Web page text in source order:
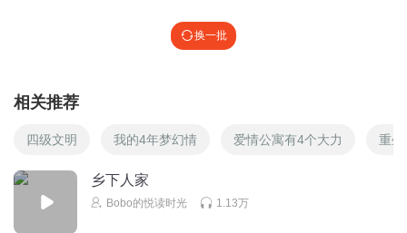
听友292054970
我们都会努力💪
换一批
相关推荐
四级文明 我的4年梦幻情 爱情公寓有4个大力 重生
乡下人家
Bobo的悦读时光 1.13万